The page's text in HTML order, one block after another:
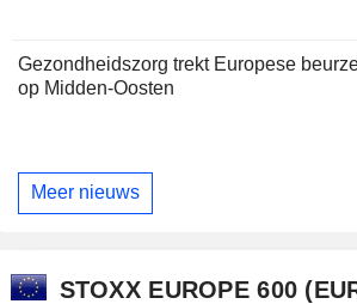
Gezondheidszorg trekt Europese
op Midden-Oosten
Meer nieuws
STOXX EUROPE 600